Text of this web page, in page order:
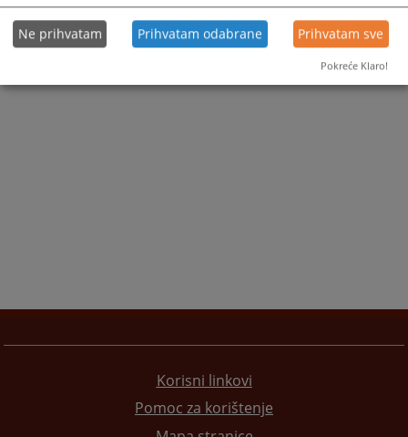
Korisni linkovi
Pomoc za korištenje
Ne prihvatam Prihvatam odabrane Prihvatam sve
Pokreće Klaro!